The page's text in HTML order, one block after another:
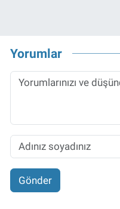
Yorumlar
Gönder